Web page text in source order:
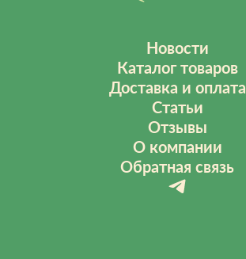
Новости
Каталог товаров
Доставка и оплата
Статьи
Отзывы
О компании
Обратная связь